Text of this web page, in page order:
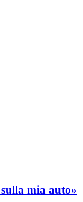
mia auto»